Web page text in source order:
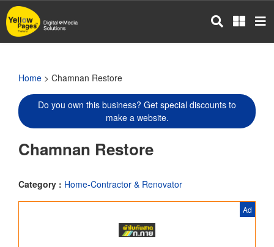
Skip
to
main
Home > Chamnan Restore
Do you own this business? Get special discounts to
make a website.
Chamnan Restore
Category : Home-Contractor & Renovator
Ad